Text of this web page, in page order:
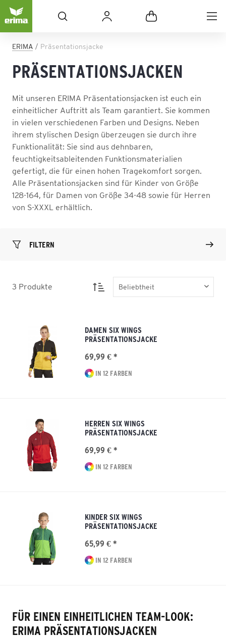
ERIMA Präsentationsjacke
PRÄSENTATIONSJACKEN
Mit unseren ERIMA Präsentationsjacken ist euch ein
einheitlicher Auftritt als Team garantiert. Sie kommen
in vielen verschiedenen Farben und Designs. Neben
ihrem stylischen Design überzeugen sie durch ihre
Funktionalität: Sie sind aus dehnbaren,
feuchtigkeitsableitenden Funktionsmaterialien
gefertigt, die für einen hohen Tragekomfort sorgen.
Alle Präsentationsjacken sind für Kinder von Größe
128-164, für Damen von Größe 34-48 sowie für Herren
von S-XXXL erhältlich.
FILTERN
3 Produkte
DAMEN SIX WINGS
PRÄSENTATIONSJACKE
69,99 € *
IN 12 FARBEN
HERREN SIX WINGS
PRÄSENTATIONSJACKE
69,99 € *
IN 12 FARBEN
KINDER SIX WINGS
PRÄSENTATIONSJACKE
65,99 € *
IN 12 FARBEN
FÜR EINEN EINHEITLICHEN TEAM-LOOK:
ERIMA PRÄSENTATIONSJACKEN